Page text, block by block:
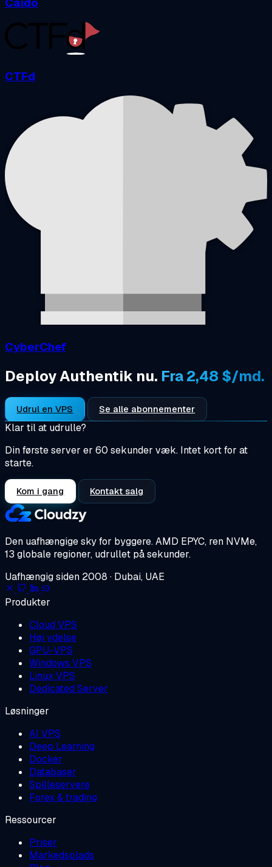
CTFd
CyberChef
Deploy Authentik nu. Fra 2,48 $/md.
Udrul en VPS Se alle abonnementer
Klar til at udrulle?
Din første server er 60 sekunder væk. Intet kort for at
starte.
Kom i gang Kontakt salg
Den uafhængige sky for byggere.AMD EPYC, ren NVMe,
13 globale regioner, udrullet på sekunder.
Uafhængig siden 2008 · Dubai, UAE
Produkter
Cloud VPS
Høj ydelse
GPU-VPS
Windows VPS
Linux VPS
Dedicated Server
Løsninger
AI VPS
Deep Learning
Docker
Databaser
Spilleservere
Forex & trading
Ressourcer
Priser
Markedsplads